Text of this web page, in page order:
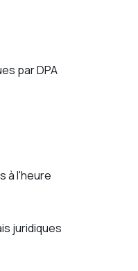
par DPA
à l'heure
juridiques